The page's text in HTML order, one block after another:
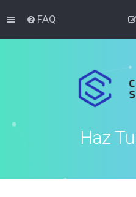
FAQ
Haz